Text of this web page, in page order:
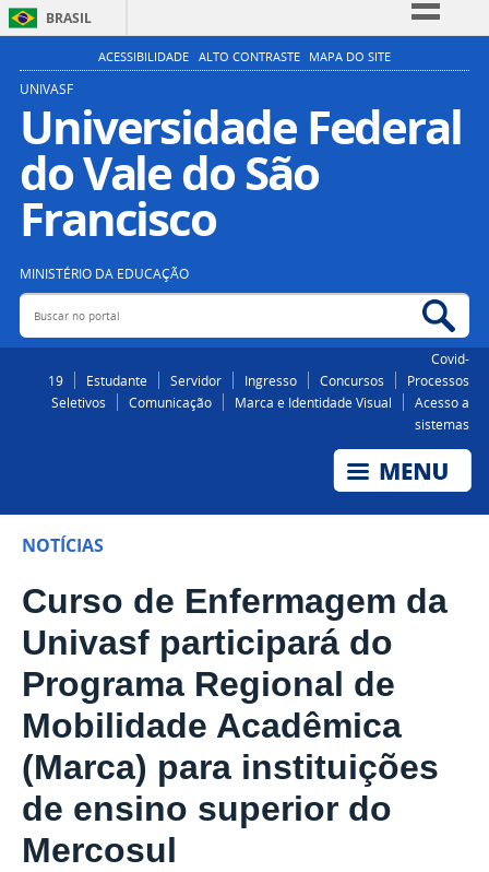
BRASIL
Simplifique!
Participe
Acesso à informação
Legislação
ACESSIBILIDADE ALTO CONTRASTE MAPA DO SITE
UNIVASF
Universidade Federal
do Vale do São
Francisco
MINISTÉRIO DA EDUCAÇÃO
Buscar no portal
Covid-
19
Estudante Servidor Ingresso Concursos
Processos
Seletivos
Comunicação Marca e Identidade Visual
Acesso a
sistemas
NOTÍCIAS
Curso de Enfermagem da
Univasf participará do
Programa Regional de
Mobilidade Acadêmica
(Marca) para instituições
de ensino superior do
Mercosul